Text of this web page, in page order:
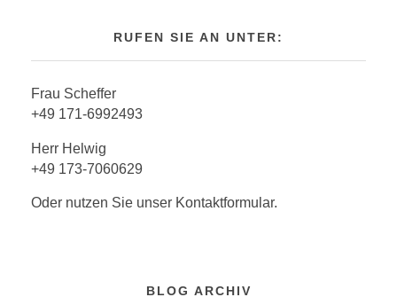
RUFEN SIE AN UNTER:
Frau Scheffer
+49 171-6992493
Herr Helwig
+49 173-7060629
Oder nutzen Sie unser Kontaktformular.
BLOG ARCHIV